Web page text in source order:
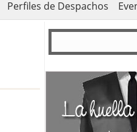
Perfiles de Despachos